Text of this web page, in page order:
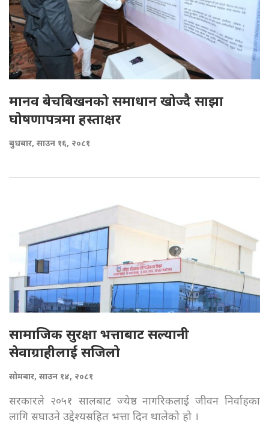
मानव बेचबिखनको समाधान खोज्दै साझा
घोषणापत्रमा हस्ताक्षर
बुधबार, साउन १६, २०८१
सामाजिक सुरक्षा भत्ताबाट सल्यानी
सेवाग्राहीलाई सजिलो
सोमबार, साउन १४, २०८१
सरकारले २०५१ सालबाट ज्येष्ठ नागरिकलाई जीवन निर्वाहका
लागि सघाउने उद्देश्यसहित भत्ता दिन थालेको हो ।